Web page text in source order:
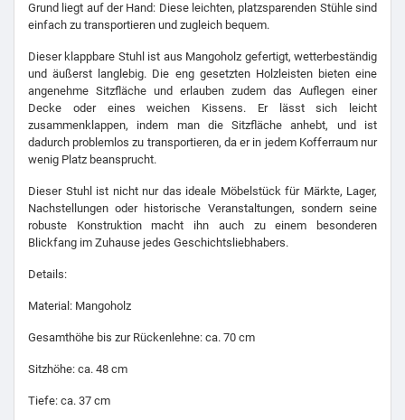
Grund liegt auf der Hand: Diese leichten, platzsparenden Stühle sind
einfach zu transportieren und zugleich bequem.
Dieser klappbare Stuhl ist aus Mangoholz gefertigt, wetterbeständig
und äußerst langlebig. Die eng gesetzten Holzleisten bieten eine
angenehme Sitzfläche und erlauben zudem das Auflegen einer
Decke oder eines weichen Kissens. Er lässt sich leicht
zusammenklappen, indem man die Sitzfläche anhebt, und ist
dadurch problemlos zu transportieren, da er in jedem Kofferraum nur
wenig Platz beansprucht.
Dieser Stuhl ist nicht nur das ideale Möbelstück für Märkte, Lager,
Nachstellungen oder historische Veranstaltungen, sondern seine
robuste Konstruktion macht ihn auch zu einem besonderen
Blickfang im Zuhause jedes Geschichtsliebhabers.
Details:
Material: Mangoholz
Gesamthöhe bis zur Rückenlehne: ca. 70 cm
Sitzhöhe: ca. 48 cm
Tiefe: ca. 37 cm